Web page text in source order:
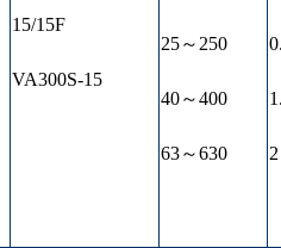
15/15F
VA300S-15
25～250
40～400
63～630